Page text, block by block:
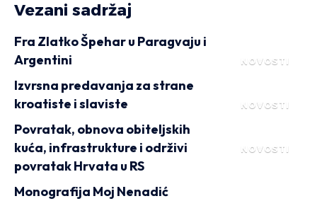
Vezani sadržaj
NOVOSTI
Fra Zlatko Špehar u Paragvaju i
Argentini
NOVOSTI
Izvrsna predavanja za strane
kroatiste i slaviste
NOVOSTI
Povratak, obnova obiteljskih
kuća, infrastrukture i održivi
povratak Hrvata u RS
Monografija Moj Nenadić